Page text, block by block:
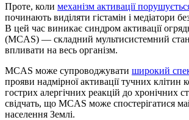
Проте, коли механізм активації
починають виділяти гістамін і медіатори
В цей час виникає синдром активації
(MCAS) — складний мультисистемний
впливати на весь організм.
MCAS може супроводжувати широкий
прояви надмірної активації тучних клітин
гострих алергічних реакцій до хронічних
свідчать, що MCAS може спостерігатися
населення Землі.